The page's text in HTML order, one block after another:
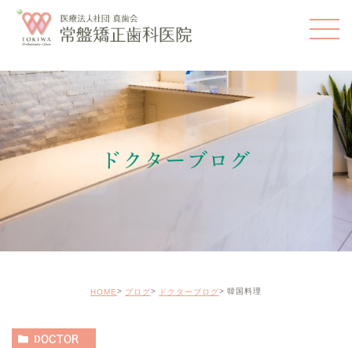
ドクターブログ
HOME ブログ ドクターブログ 韓国料理
DOCTOR